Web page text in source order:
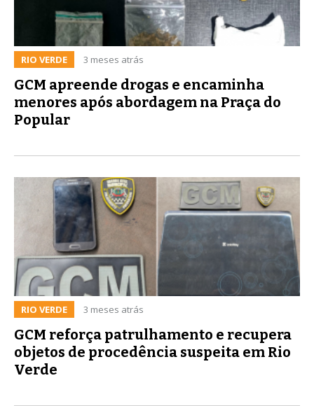
RIO VERDE 3 meses atrás
GCM apreende drogas e encaminha
menores após abordagem na Praça do
Popular
RIO VERDE 3 meses atrás
GCM reforça patrulhamento e recupera
objetos de procedência suspeita em Rio
Verde